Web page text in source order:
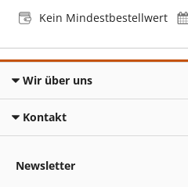
Kein Mindestbestellwert
Wir über uns
Kontakt
Newsletter